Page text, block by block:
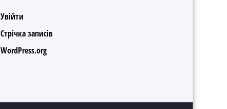
Увійти
Стрічка записів
WordPress.org